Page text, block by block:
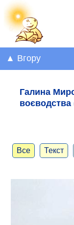
▲ Вгору
Галина
Все Текст